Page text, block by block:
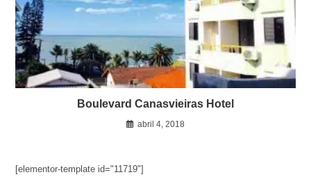
Boulevard Canasvieiras Hotel
abril 4, 2018
[elementor-template id="11719"]